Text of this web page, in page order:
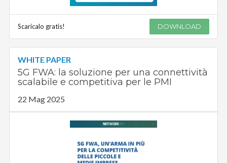
Scaricalo gratis! DOWNLOAD
WHITE PAPER
5G FWA: la soluzione per una connettività
scalabile e competitiva per le PMI
22 Mag 2025